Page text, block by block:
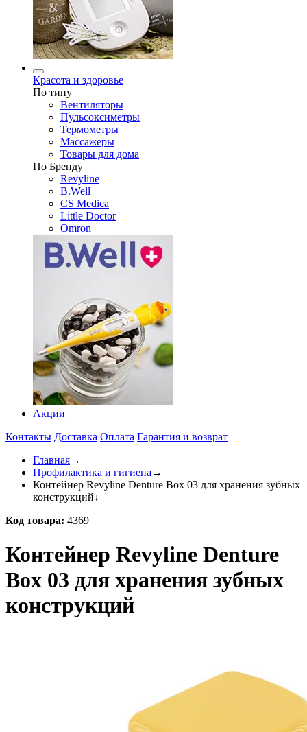
Красота и здоровье
По типу
Вентиляторы
Пульсоксиметры
Термометры
Массажеры
Товары для дома
По Бренду
Revyline
B.Well
CS Medica
Little Doctor
Omron
Акции
Контакты Доставка Оплата Гарантия и возврат
Главная→
Профилактика и гигиена →
Контейнер Revyline Denture Box 03 для хранения зубных
конструкций↓
Код товара: 4369
Контейнер Revyline Denture
Box 03 для хранения зубных
конструкций